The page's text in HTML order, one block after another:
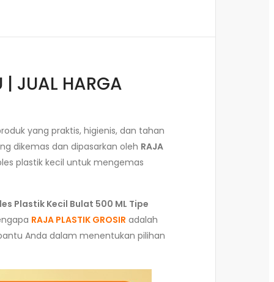
| JUAL HARGA
yang praktis, higienis, dan tahan
dikemas dan dipasarkan oleh RAJA
plastik kecil untuk mengemas
Plastik Kecil Bulat 500 ML Tipe
RAJA PLASTIK GROSIR adalah
Anda dalam menentukan pilihan